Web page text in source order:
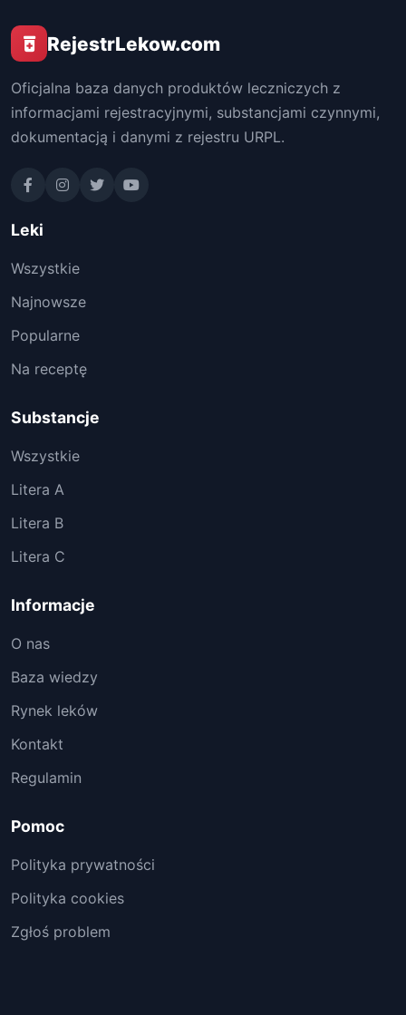
RejestrLekow.com
Oficjalna baza danych produktów leczniczych z
informacjami rejestracyjnymi, substancjami czynnymi,
dokumentacją i danymi z rejestru URPL.
Leki
Wszystkie
Najnowsze
Popularne
Na receptę
Substancje
Wszystkie
Litera A
Litera B
Litera C
Informacje
O nas
Baza wiedzy
Rynek leków
Kontakt
Regulamin
Pomoc
Polityka prywatności
Polityka cookies
Zgłoś problem